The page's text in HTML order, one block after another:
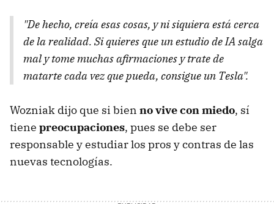
"De hecho, creía esas cosas, y ni siquiera está cerca
de la realidad. Si quieres que un estudio de IA salga
mal y tome muchas afirmaciones y trate de
matarte cada vez que pueda, consigue un Tesla".
Wozniak dijo que si bien no vive con miedo, sí
tiene preocupaciones, pues se debe ser
responsable y estudiar los pros y contras de las
nuevas tecnologías.